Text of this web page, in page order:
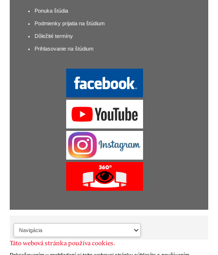
Ponuka štúdia
Podmienky prijatia na štúdium
Dôležité termíny
Prihlasovanie na štúdium
Táto webová stránka používa cookies.